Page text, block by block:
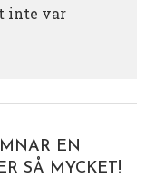
inte var
EN
SÅ MYCKET!